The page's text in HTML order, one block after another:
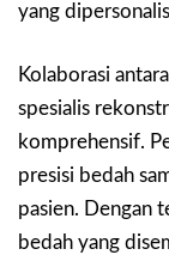
yang
Kolaborasi
spesialis
komprehensif.
presisi bedah
pasien. Dengan
bedah yang